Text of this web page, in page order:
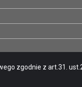
zgodnie z art.31.